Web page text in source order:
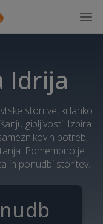
Idrija
storitve, ki lahko
gibljivosti. Izbira
potreb,
Pomembno je
in ponudbi storitev.